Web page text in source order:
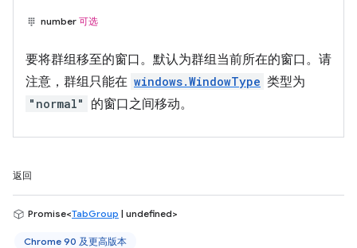
number 可选
要将群组移至的窗口。默认为群组当前所在的窗口。请
注意，群组只能在 windows.WindowType 类型为
"normal" 的窗口之间移动。
返回
Promise<TabGroup | undefined>
Chrome 90 及更高版本